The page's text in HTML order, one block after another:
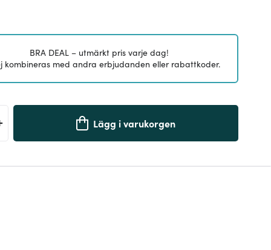
BRA DEAL – utmärkt pris varje dag!
kombineras med andra erbjudanden eller rabattkoder.
Lägg i varukorgen